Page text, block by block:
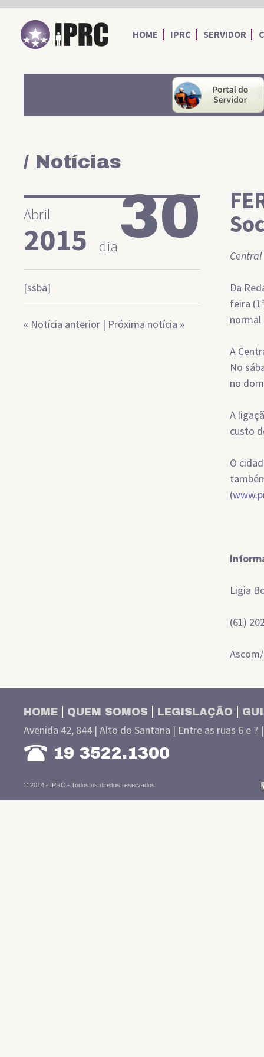
IPRC
HOME IPRC SERVIDOR
/ Notícias
Abril
2015 dia30
[ssba]
« Notícia anterior | Próxima notícia »
Da
feira
normal
A
No
no
A
custo
O
(
Ligia
(61)
HOME QUEM SOMOS LEGISLAÇÃO
Avenida 42, 844 | Alto do Santana | Entre as ruas 6 e 7
19 3522.1300
© 2014 - IPRC - Todos os direitos reservados